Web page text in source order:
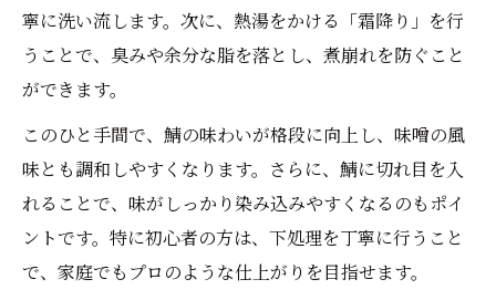
ント
時短×和食で実現！ふっくら鯖味噌煮術
和食プロが選ぶ時短鯖味噌煮の調理ポイン
ト
和食式ふっくら鯖味噌煮のレンジ活用テク
ニック
和食の知恵が光る鯖味噌煮缶詰の使い方
和食らしい鯖味噌煮の火加減と加熱時間の
寧に洗い流します。次に、熱湯をかける「霜降り」を行
うことで、臭みや余分な脂を落とし、煮崩れを防ぐこと
ができます。
このひと手間で、鯖の味わいが格段に向上し、味噌の風
味とも調和しやすくなります。さらに、鯖に切れ目を入
れることで、味がしっかり染み込みやすくなるのもポイ
ントです。特に初心者の方は、下処理を丁寧に行うこと
で、家庭でもプロのような仕上がりを目指せます。